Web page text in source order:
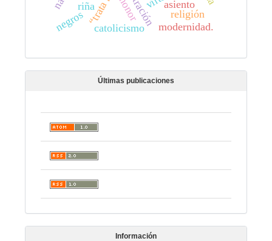
asiento
honor
riña
catolicismo
religión
modernidad.
negros
Últimas publicaciones
Información